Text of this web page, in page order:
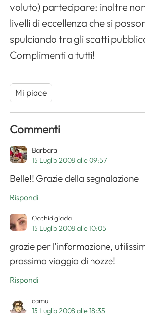
voluto) partecipare: inoltre
livelli di eccellenza che si
spulciando tra gli scatti
Complimenti a tutti!
Mi piace
Commenti
Barbara
15 Luglio 2008 alle 09:57
Belle!! Grazie della segnalazione
Rispondi
Occhidigiada
15 Luglio 2008 alle 10:05
grazie per l’informazione,
prossimo viaggio di nozze!
Rispondi
camu
15 Luglio 2008 alle 18:35